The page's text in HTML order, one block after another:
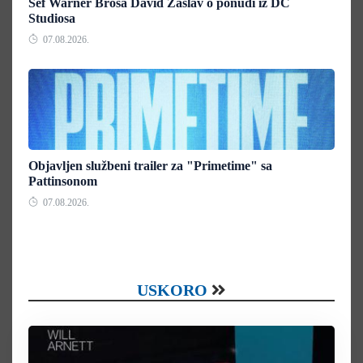
Studiosa
07.08.2026.
Objavljen službeni trailer za "Primetime" sa
Pattinsonom
07.08.2026.
USKORO